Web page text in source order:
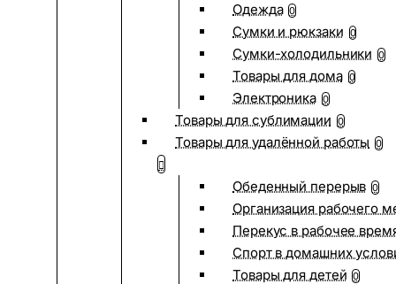
Одежда 0
Сумки и рюкзаки 0
Сумки-холодильники 0
Товары для дома 0
Электроника 0
Товары для сублимации 0
Товары для удалённой работы 0
Обеденный перерыв 0
Организация рабочего
Перекус в рабочее
Спорт в домашних
Товары для детей 0